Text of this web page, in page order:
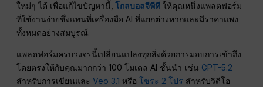
ใหม่ๆ ได้ เพื่อแก้ไขปัญหานี้, โกลบอลจีพีที ให้คุณหนึ่งแพลตฟอร์ม
ที่ใช้งานง่ายซึ่งแทนที่เครื่องมือ AI ที่แยกต่างหากและมีราคาแพง
ทั้งหมดอย่างสมบูรณ์.
แพลตฟอร์มครบวงจรนี้เปลี่ยนแปลงทุกสิ่งด้วยการมอบการเข้าถึง
โดยตรงให้กับคุณมากกว่า 100 โมเดล AI ชั้นนำ เช่น GPT-5.2
สำหรับการเขียนและVeo 3.1 หรือโซระ 2 โปร สำหรับวิดีโอ